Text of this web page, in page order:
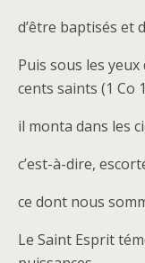
d’être baptisés et
Puis sous les
cents saints (1 Co
il monta dans les
c’est-à-dire,
ce dont nous
Le Saint Esprit